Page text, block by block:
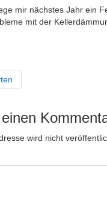
mir nächstes Jahr ein
mit der
wird nicht